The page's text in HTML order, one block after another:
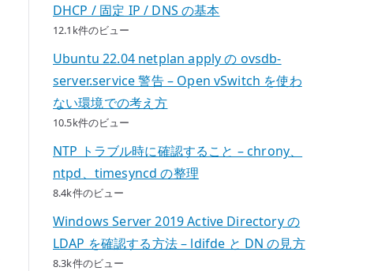
DHCP / 固定 IP / DNS の基本
12.1k件のビュー
Ubuntu 22.04 netplan apply の ovsdb-
server.service 警告 – Open vSwitch を使わ
ない環境での考え方
10.5k件のビュー
NTP トラブル時に確認すること – chrony、
ntpd、timesyncd の整理
8.4k件のビュー
Windows Server 2019 Active Directory の
LDAP を確認する方法 – ldifde と DN の見方
8.3k件のビュー